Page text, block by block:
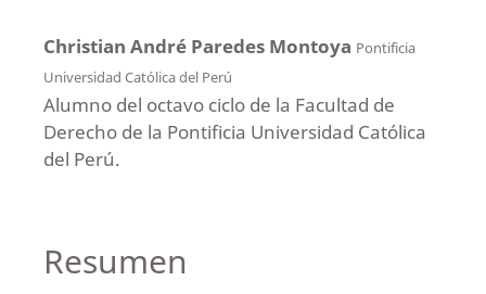
Christian André Paredes Montoya Pontificia
Universidad Católica del Perú
Alumno del octavo ciclo de la Facultad de
Derecho de la Pontificia Universidad Católica
del Perú.
Resumen